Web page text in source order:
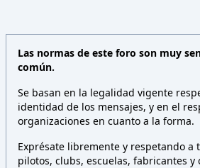
Las normas de este foro son muy
común.
Se basan en la legalidad vigente
identidad de los mensajes, y en el
organizaciones en cuanto a la forma.
Exprésate libremente y respetando a
pilotos, clubs, escuelas, fabricantes y